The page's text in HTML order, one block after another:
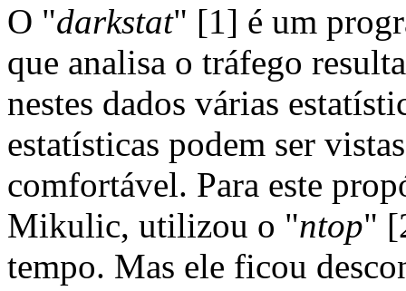
O "darkstat" [1] é um
que analisa o tráfego
nestes dados várias
estatísticas podem ser
comfortável. Para este
Mikulic, utilizou o "ntop"
tempo. Mas ele ficou